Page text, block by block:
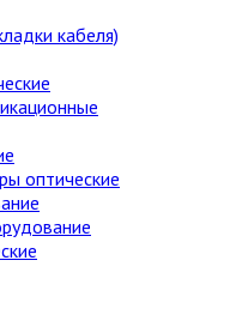
кабеля)
оптические